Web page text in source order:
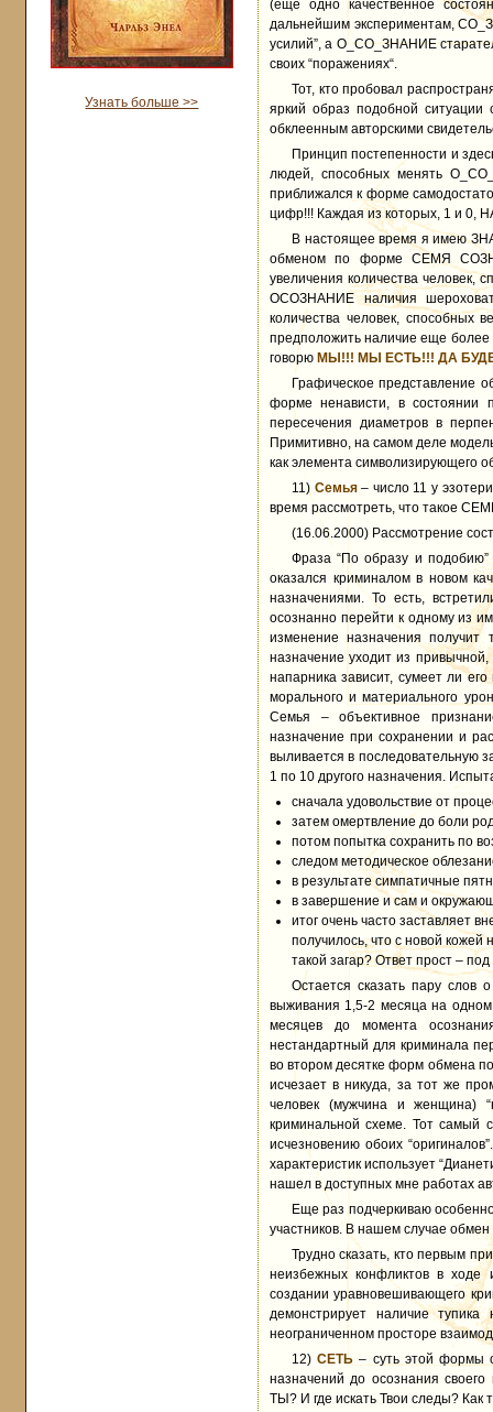
Узнать больше >>
(еще одно качественное
дальнейшим экспериментам,
усилий”, а О_СО_ЗНАНИЕ
своих “поражениях“.
Тот, кто пробовал
яркий образ подобной
обклеенным авторскими
Принцип постепенности и
людей, способных менять
приближался к форме
цифр!!! Каждая из которых, 1 и 0,
В настоящее время я имею
обменом по форме СЕМЯ
увеличения количества
ОСОЗНАНИЕ наличия
количества человек,
предположить наличие еще
говорю МЫ!!! МЫ ЕСТЬ!!! ДА
Графическое представление
форме ненависти, в состоянии
пересечения диаметров в
Примитивно, на самом деле
как элемента символизирующего
11) Семья– число 11 у
время рассмотреть, что такое
(16.06.2000) Рассмотрение
Фраза “По образу и
оказался криминалом в новом
назначениями. То есть,
осознанно перейти к одному из
изменение назначения получит
назначение уходит из
напарника зависит, сумеет ли
морального и материального
Семья – объективное
назначение при сохранении и
выливается в последовательную
1 по 10 другого назначения.
сначала удовольствие от
затем омертвление до боли
потом попытка сохранить по
следом методическое
в результате симпатичные
в завершение и сам и
итог очень часто заставляет
получилось, что с новой
такой загар? Ответ прост –
Остается сказать пару слов
выживания 1,5-2 месяца на
месяцев до момента
нестандартный для криминала
во втором десятке форм обмена
исчезает в никуда, за тот же
человек (мужчина и женщина)
криминальной схеме. Тот самый
исчезновению обоих
характеристик использует
нашел в доступных мне работах
Еще раз подчеркиваю
участников. В нашем случае
Трудно сказать, кто первым
неизбежных конфликтов в ходе
создании уравновешивающего
демонстрирует наличие
неограниченном просторе
12)СЕТЬ – суть этой формы
назначений до осознания
ТЫ? И где искать Твои следы? Как